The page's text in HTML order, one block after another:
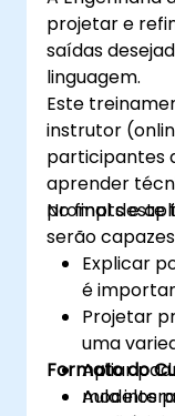
projetar e
saídas
linguagem.
Este
instrutor
participantes
aprender
prompts e
No final
serão
Explicar
é
Projetar
uma
Apliar
modelos
Formato do
Aula